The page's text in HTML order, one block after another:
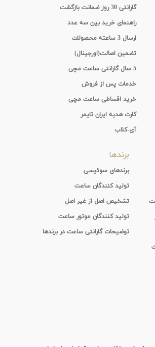
گارانتی 30 روز ضمانت بازگشت
راهنمای خرید بین سه عدد
ارسال 3 ساعته محصولات
تضمین اصالت(اورجینال)
5 سال گارانتی ساعت مچی
خدمات پس از فروش
خرید اقساطی ساعت مچی
کارت هدیه ایران تایمر
آی-کلاب
برندها
برندهای سوئیسی
تولید کنندگان ساعت
تشخیص اصل از غیر اصل
تولید کنندگان موتور ساعت
توضیحات گارانتی ساعت در برندها